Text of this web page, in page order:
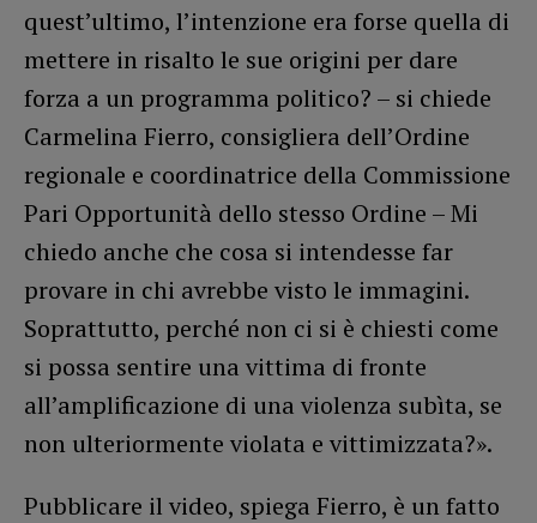
quest’ultimo, l’intenzione era forse quella di
mettere in risalto le sue origini per dare
forza a un programma politico? – si chiede
Carmelina Fierro, consigliera dell’Ordine
regionale e coordinatrice della Commissione
Pari Opportunità dello stesso Ordine – Mi
chiedo anche che cosa si intendesse far
provare in chi avrebbe visto le immagini.
Soprattutto, perché non ci si è chiesti come
si possa sentire una vittima di fronte
all’amplificazione di una violenza subìta, se
non ulteriormente violata e vittimizzata?».
Pubblicare il video, spiega Fierro, è un fatto